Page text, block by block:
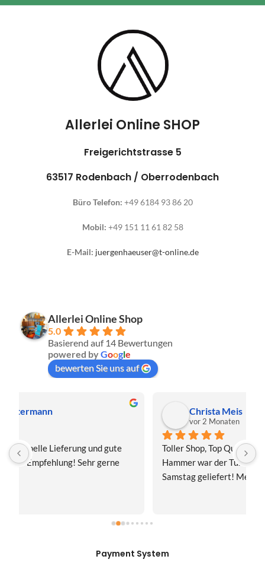
Allerlei Online SHOP
Freigerichtstrasse 5
63517 Rodenbach / Oberrodenbach
Büro Telefon: +49 6184 93 86 20
Mobil: +49 151 11 61 82 58
E-Mail: juergenhaeuser@t-online.de
Allerlei Online Shop
5.0
Basierend auf 14 Bewertungen
powered byGoogle
bewerten Sie uns auf
Toller Shop, Top Qualität. Aber der absolute
Hammer war der Turboversand!!! Freitag bestellt,
Samstag geliefert! Mega, nur zu empfehlen👍
Payment System